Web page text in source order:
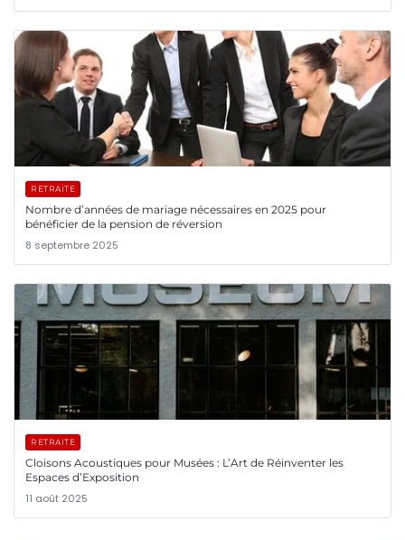
RETRAITE
Nombre d’années de mariage nécessaires en 2025 pour
bénéficier de la pension de réversion
8 septembre 2025
RETRAITE
Cloisons Acoustiques pour Musées : L’Art de Réinventer les
Espaces d’Exposition
11 août 2025